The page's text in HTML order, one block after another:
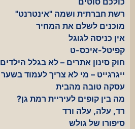
רשת חברתית ושמה "אינטרנט"
מוכנים לשלם את המחיר
אין כניסה לגוגל
קפיטל-איכס-ט
חוק סינון אתרים – לא בגלל הילדים
ייגרגייט – מי לא צריך לעמוד בשער
עסקה טובה מהבית
מה בין קופים לעיריית רמת גן?
רד, עלה, עלה ורד
סיפורו של גולש